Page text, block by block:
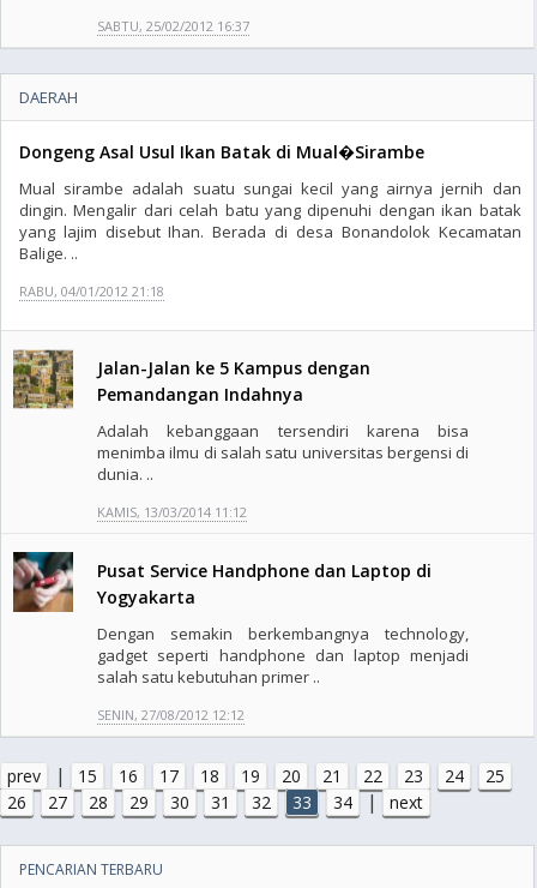
SABTU, 25/02/2012 16:37
DAERAH
Dongeng Asal Usul Ikan Batak di Mual�Sirambe
Mual sirambe adalah suatu sungai kecil yang airnya jernih dan
dingin. Mengalir dari celah batu yang dipenuhi dengan ikan batak
yang lajim disebut Ihan. Berada di desa Bonandolok Kecamatan
Balige. ..
RABU, 04/01/2012 21:18
Jalan-Jalan ke 5 Kampus dengan
Pemandangan Indahnya
Adalah kebanggaan tersendiri karena bisa
menimba ilmu di salah satu universitas bergensi di
dunia. ..
KAMIS, 13/03/2014 11:12
Pusat Service Handphone dan Laptop di
Yogyakarta
Dengan semakin berkembangnya technology,
gadget seperti handphone dan laptop menjadi
salah satu kebutuhan primer ..
SENIN, 27/08/2012 12:12
prev | 15 16 17 18 19 20 21 22 23 24
25
26
27 28 29 30 31 32 33 34 | next
PENCARIAN TERBARU